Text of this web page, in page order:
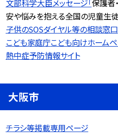
文部科学大臣メッセージ「保護者
安や悩みを抱える全国の児童生
子供のSOSダイヤル等の相談窓口
こども家庭庁こども向けホーム
熱中症予防情報サイト
大阪市
チラシ等掲載専用ページ